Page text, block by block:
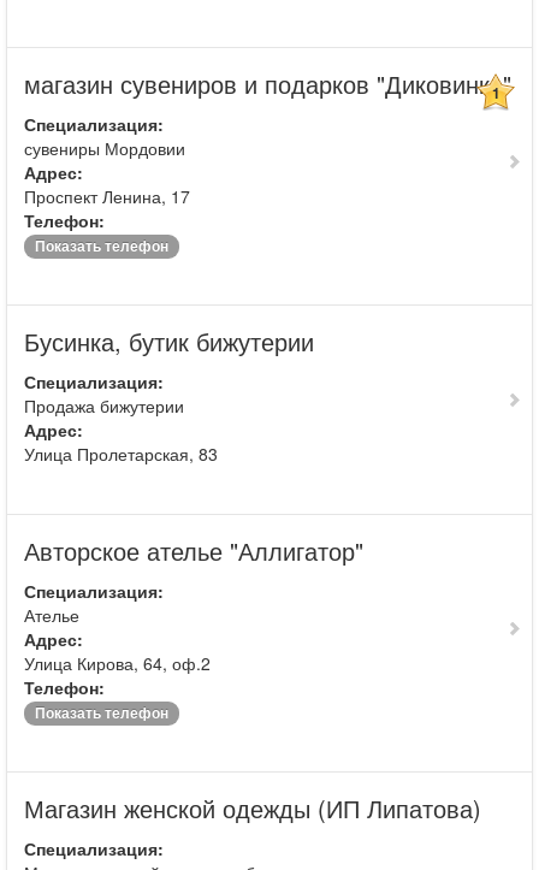
магазин сувениров и подарков "Диковинка"
1
Специализация:
сувениры Мордовии
Адрес:
Проспект Ленина, 17
Телефон:
Показать телефон
Бусинка, бутик бижутерии
Специализация:
Продажа бижутерии
Адрес:
Улица Пролетарская, 83
Авторское ателье "Аллигатор"
Специализация:
Ателье
Адрес:
Улица Кирова, 64, оф.2
Телефон:
Показать телефон
Магазин женской одежды (ИП Липатова)
Специализация: